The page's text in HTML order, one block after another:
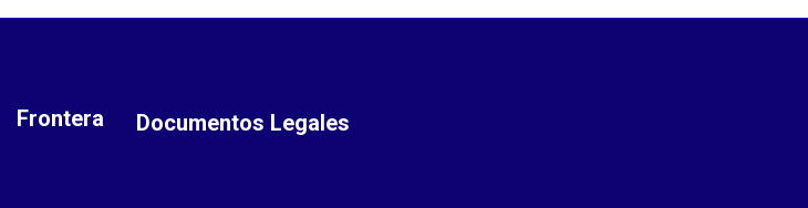
Frontera Documentos Legales